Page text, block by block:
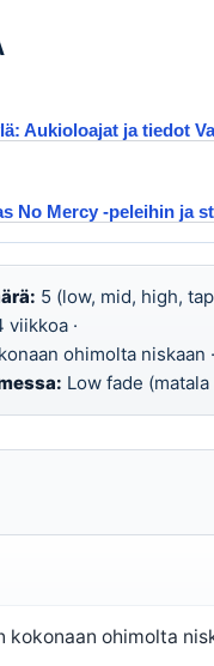
Aukioloajat ja tiedot
No Mercy -peleihin ja
5 (low, mid, high,
viikkoa ·
ohimolta niskaan ·
Low fade
kokonaan ohimolta